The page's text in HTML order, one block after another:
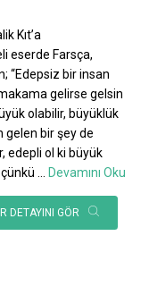
Kıt’a
eserde Farsça,
“Edepsiz bir insan
gelirse gelsin
olabilir, büyüklük
gelen bir şey de
edepli ol ki büyük
çünkü ... Devamını Oku
DETAYINI GÖR